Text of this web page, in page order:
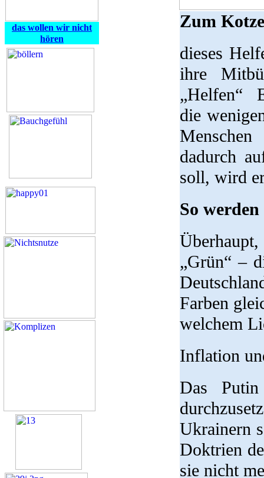
das wollen wir nicht
hören
Zum
dieses
ihre
„Helfen“
die
dadurch
soll, wird
So
„Grün“ –
Farben
welchem
Inflation
Das
Ukrainern
Doktrien
sie nicht